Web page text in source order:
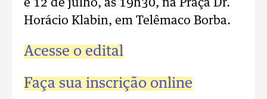
e 12 de julho, às 19h30, na Praça Dr.
Horácio Klabin, em Telêmaco Borba.
Acesse o edital
Faça sua inscrição online